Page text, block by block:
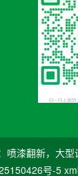
喷漆翻新，大
号-5